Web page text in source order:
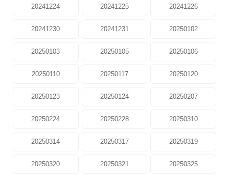
20241224 20241225 20241226
20241230 20241231 20250102
20250103 20250105 20250106
20250110 20250117 20250120
20250123 20250124 20250207
20250224 20250228 20250310
20250314 20250317 20250319
20250320 20250321 20250325